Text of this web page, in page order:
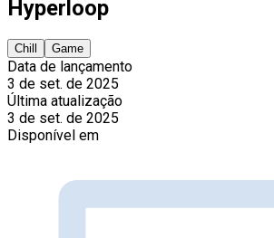
Hyperloop
Chill Game
Data de lançamento
3 de set. de 2025
Última atualização
3 de set. de 2025
Disponível em